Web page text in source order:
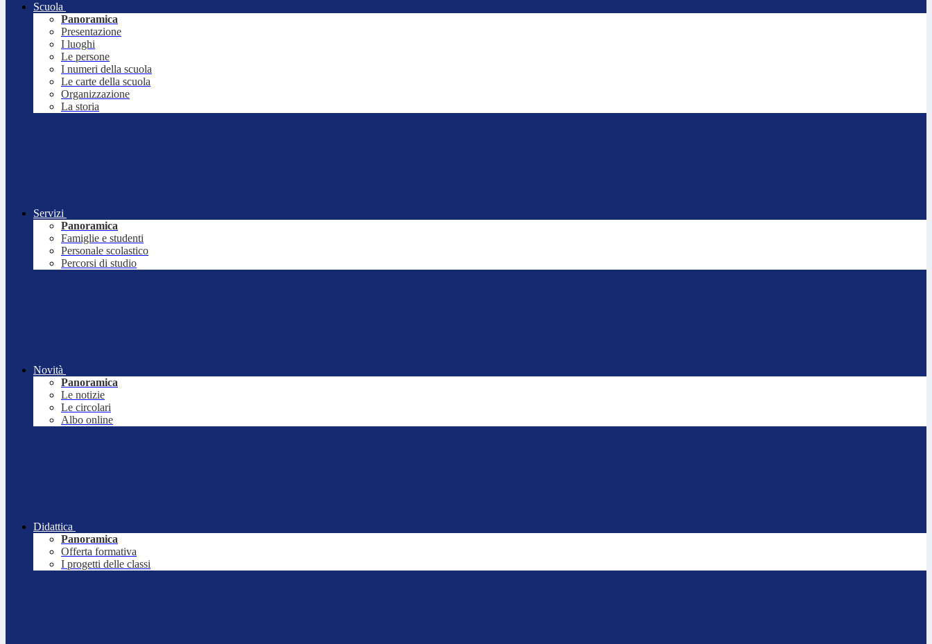
Scuola
Panoramica
Presentazione
I luoghi
Le persone
I numeri della scuola
Le carte della scuola
Organizzazione
La storia
Servizi
Panoramica
Famiglie e studenti
Personale scolastico
Percorsi di studio
Novità
Panoramica
Le notizie
Le circolari
Albo online
Didattica
Panoramica
Offerta formativa
I progetti delle classi